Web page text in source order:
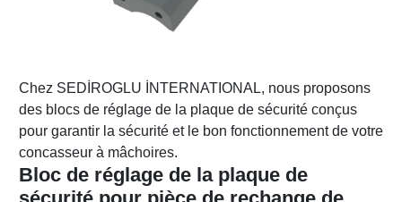
Chez SEDİROGLU İNTERNATIONAL, nous proposons
des blocs de réglage de la plaque de sécurité conçus
pour garantir la sécurité et le bon fonctionnement de votre
concasseur à mâchoires.
Bloc de réglage de la plaque de